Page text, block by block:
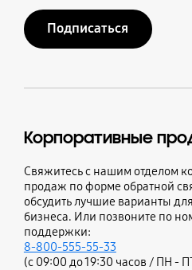
Подписаться
Корпоративные
Свяжитесь с нашим отделом
продаж по форме обратной
обсудить лучшие варианты
бизнеса. Или позвоните по
поддержки:
8-800-555-55-33
(с 09:00 до 19:30 часов / ПН -